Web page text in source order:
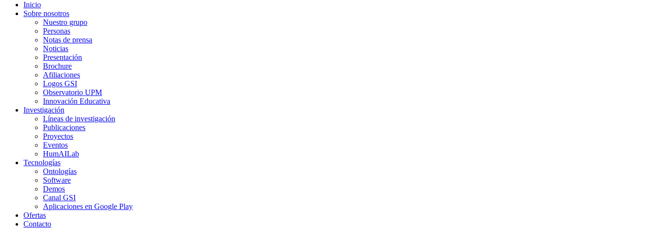
Inicio
Sobre nosotros
Nuestro grupo
Personas
Notas de prensa
Noticias
Presentación
Brochure
Afiliaciones
Logos GSI
Observatorio UPM
Innovación Educativa
Investigación
Líneas de investigación
Publicaciones
Proyectos
Eventos
HumAILab
Tecnologías
Ontologías
Software
Demos
Canal GSI
Aplicaciones en Google Play
Ofertas
Contacto